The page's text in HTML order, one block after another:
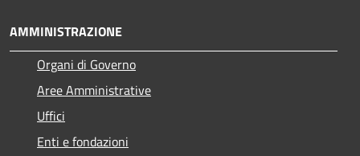
AMMINISTRAZIONE
Organi di Governo
Aree Amministrative
Uffici
Enti e fondazioni